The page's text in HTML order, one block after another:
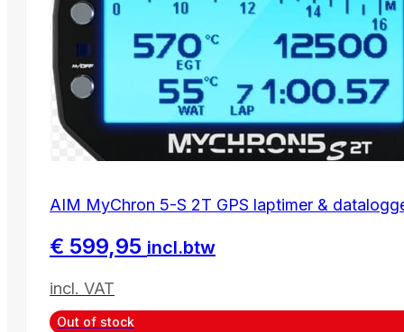
AIM MyChron 5-S 2T GPS laptimer &
€ 599,95 incl.btw
incl. VAT
Out of stock